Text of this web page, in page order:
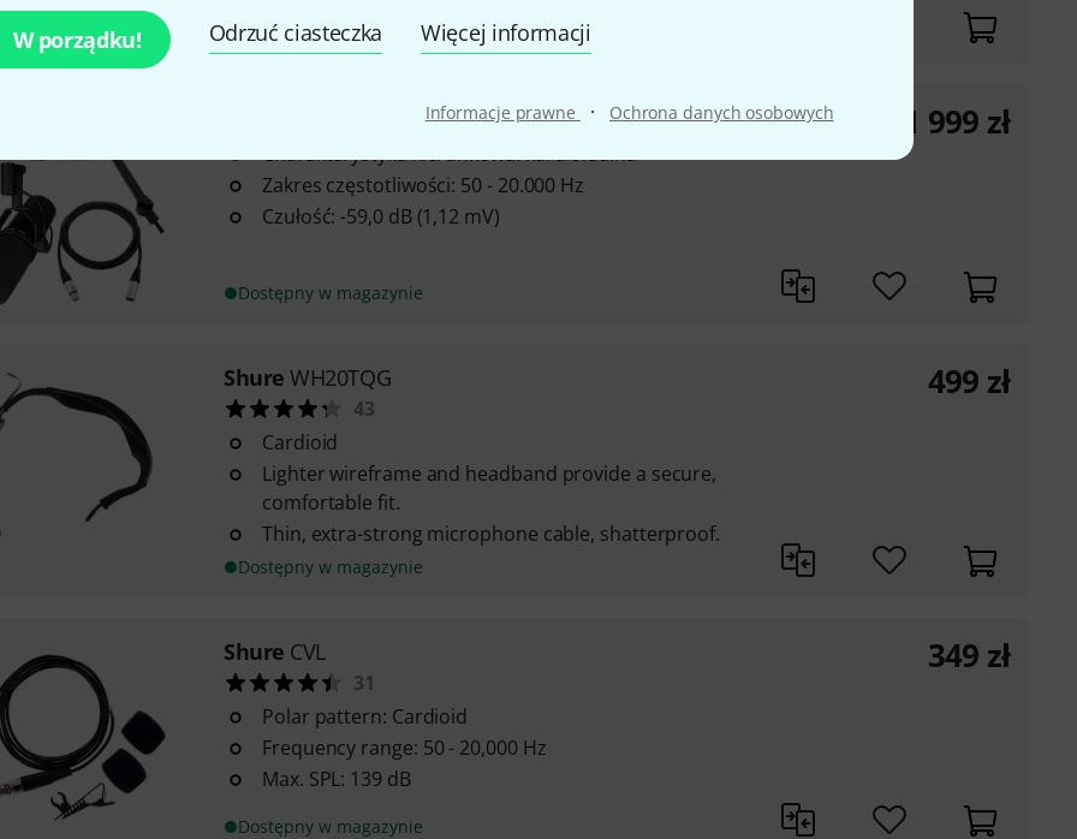
W porządku! Odrzuć ciasteczka Więcej informacji
Informacje prawne · Ochrona danych osobowych
Dostępny w magazynie
SM 7 B Podcast Bundle
Charakterystyka kierunkowa: kardioidalna
Zakres częstotliwości: 50 - 20.000 Hz
Czułość: -59,0 dB (1,12 mV)
Dostępny w magazynie
1 999 zł
Shure WH20TQG
43
Cardioid
Lighter wireframe and headband provide a secure,
comfortable fit.
Thin, extra-strong microphone cable, shatterproof.
Dostępny w magazynie
499 zł
Shure CVL
31
Polar pattern: Cardioid
Frequency range: 50 - 20,000 Hz
Max. SPL: 139 dB
Dostępny w magazynie
349 zł